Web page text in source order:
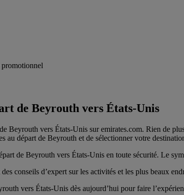
de Beyrouth vers États-Unis
Beyrouth vers États-Unis sur emirates.com. Rien de
au départ de Beyrouth et de sélectionner votre
de Beyrouth vers États-Unis en toute sécurité. Le
conseils d’expert sur les activités et les plus beaux
vers États-Unis dès aujourd’hui pour faire